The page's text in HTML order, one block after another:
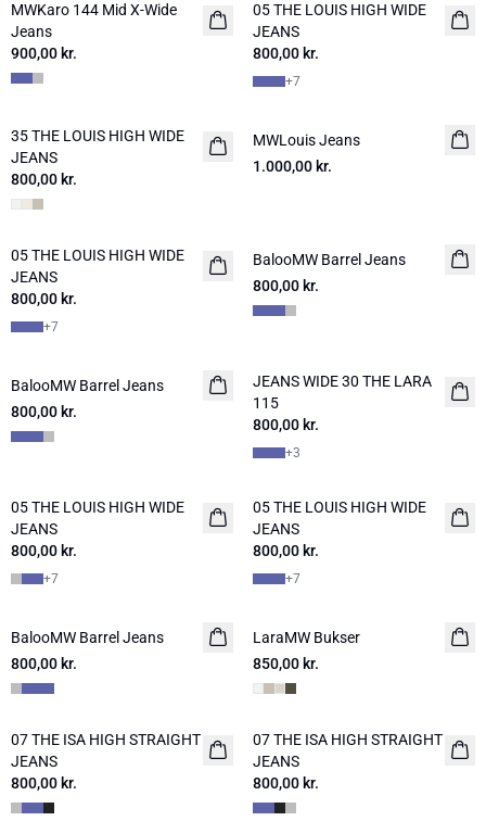
NYHED
MWKaro 144 Mid X-Wide
Jeans
900,00 kr.
NYHED
05 THE LOUIS HIGH WIDE
JEANS
800,00 kr.
+7
35 THE LOUIS HIGH WIDE
JEANS
800,00 kr.
NYHED
MWLouis Jeans
1.000,00 kr.
NYHED
05 THE LOUIS HIGH WIDE
JEANS
800,00 kr.
+7
NYHED
BalooMW Barrel Jeans
800,00 kr.
NYHED
BalooMW Barrel Jeans
800,00 kr.
JEANS WIDE 30 THE LARA
115
800,00 kr.
+3
NYHED
05 THE LOUIS HIGH WIDE
JEANS
800,00 kr.
+7
NYHED
05 THE LOUIS HIGH WIDE
JEANS
800,00 kr.
+7
BalooMW Barrel Jeans
800,00 kr.
LaraMW Bukser
850,00 kr.
NYHED
07 THE ISA HIGH STRAIGHT
JEANS
800,00 kr.
NYHED
07 THE ISA HIGH STRAIGHT
JEANS
800,00 kr.